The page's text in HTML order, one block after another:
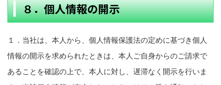
８．個人情報の開示
１．当社は、本人から、個人情報保護法の定めに基づき個人
情報の開示を求められたときは、本人ご自身からのご請求で
あることを確認の上で、本人に対し、遅滞なく開示を行いま